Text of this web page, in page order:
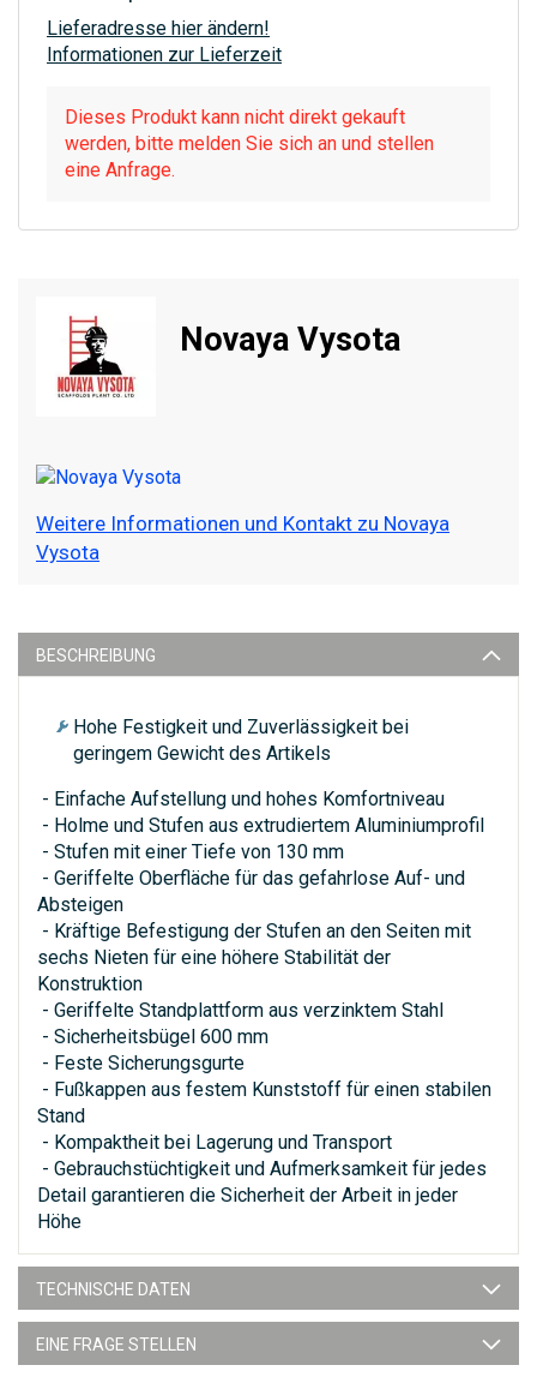
Lieferadresse hier ändern!
Informationen zur Lieferzeit
Dieses Produkt kann nicht direkt gekauft
werden, bitte melden Sie sich an und stellen
eine Anfrage.
Novaya Vysota
Weitere Informationen und Kontakt zu Novaya
Vysota
BESCHREIBUNG
Hohe Festigkeit und Zuverlässigkeit bei
geringem Gewicht des Artikels
- Einfache Aufstellung und hohes Komfortniveau
- Holme und Stufen aus extrudiertem Aluminiumprofil
- Stufen mit einer Tiefe von 130 mm
- Geriffelte Oberfläche für das gefahrlose Auf- und
Absteigen
- Kräftige Befestigung der Stufen an den Seiten mit
sechs Nieten für eine höhere Stabilität der
Konstruktion
- Geriffelte Standplattform aus verzinktem Stahl
- Sicherheitsbügel 600 mm
- Feste Sicherungsgurte
- Fußkappen aus festem Kunststoff für einen stabilen
Stand
- Kompaktheit bei Lagerung und Transport
- Gebrauchstüchtigkeit und Aufmerksamkeit für jedes
Detail garantieren die Sicherheit der Arbeit in jeder
Höhe
TECHNISCHE DATEN
EINE FRAGE STELLEN